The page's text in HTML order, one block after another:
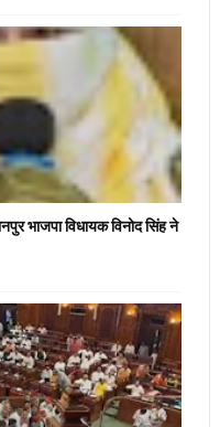
भाजपा विधायक विनोद सिंह ने